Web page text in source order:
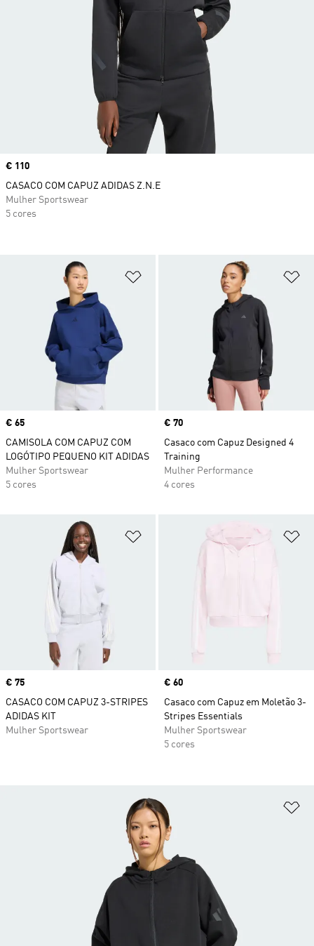
Adicionar à Lista de Desejos
Price
€ 65
CAMISOLA COM CAPUZ COM
LOGÓTIPO PEQUENO KIT ADIDAS
Mulher Sportswear
5 cores
Price
€ 70
Casaco com Capuz Designed 4
Training
Mulher Performance
4 cores
Adicionar à Lista de Desejos
Price
€ 75
CASACO COM CAPUZ 3-STRIPES
ADIDAS KIT
Mulher Sportswear
Price
€ 60
Casaco com Capuz em Moletão 3-
Stripes Essentials
Mulher Sportswear
5 cores
Price
€ 110
CASACO COM CAPUZ ADIDAS Z.N.E
Mulher Sportswear
5 cores